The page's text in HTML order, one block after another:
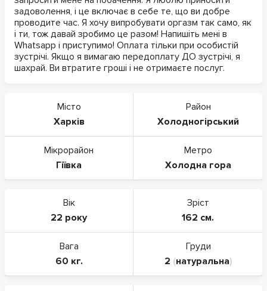
задоволення, і це включає в себе те, що ви добре
проводите час. Я хочу випробувати оргазм так само, як
і ти, тож давай зробимо це разом! Напишіть мені в
Whatsapp і приступимо! Оплата тільки при особистій
зустрічі. Якщо я вимагаю передоплату ДО зустрічі, я
шахрай. Ви втратите гроші і не отримаєте послуг.
Місто
Харків
Район
Холодногірський
Мікрорайон
Гіївка
Метро
Холодна гора
Вік
22 року
Зріст
162 см.
Вага
60 кг.
Груди
2 (натуральна)